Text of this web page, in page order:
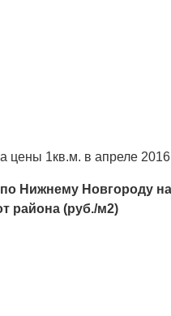
цены 1кв.м. в апреле
Нижнему Новгороду
района (руб./м2)